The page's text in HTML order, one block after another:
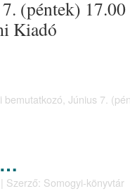
(péntek)
Kiadó
bemutatkozó Június 7.
| Szerző: Somogyi-könyvtár